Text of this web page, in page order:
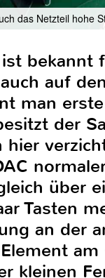
das Netzteil hohe
der Rückseite. Selbst einen analogen Eingang gibt es hier noch, wobei aufgrund des symmetrischen Aufbaus des DACs natürlich ein Paar XLR-Buchsen genutzt wird. Gleiches gilt auch für den Ausgang, was einfach konsequent gedacht ist. Darüber mag sich nun mancher Cinch-Nutzer beschweren, doch Minimalismus und das direkte Zur-Sache-Kommen sind eben die Tugenden von Satie als Wandler und Komponist. Herzstück des Systems ist, wie bei anderen D/A-Wandlern von Linnenberg auch, ein DAC-Chip der Firma ESS. Dabei ist es nur richtig, das für den Referenzwandler der Schwerter Manufaktur auch das Top-of-theline- Modell des Halbleiterherstellers verwendet wird. Die Verbundenheit zwischen Linnenberg und ESS ist sogar so weit gereift, dass die deutsche Firma zum elitären Kreis der lizenzierten Entwicklungspartner für den Chiphersteller gehört. Dadurch ist es Linnenberg offiziell erlaubt, Firmware für die DACs zu programmieren. So ist der ES9038Pro-Chip im Satie also genau auf die Eigenschaften und Ansprüche des Gerätes ausgerichtet worden. Dazu gehört auch, dass der Satie seiner DAC-Plattform eine große Bandbreite an möglichen Abtastraten und Bittiefen entlockt. PCM kann mit bis zu 32 Bit verarbeitet werden, wobei die